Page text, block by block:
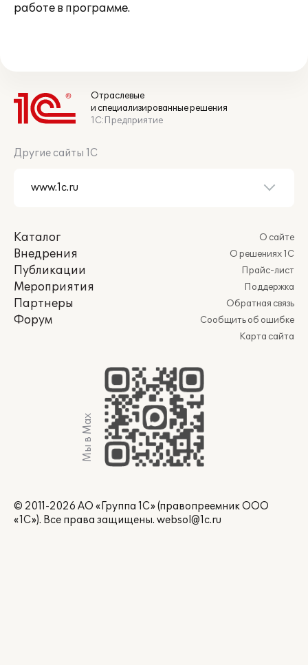
работе в программе.
Отраслевые
и специализированные решения
1С:Предприятие
Другие сайты 1С
Каталог
Внедрения
Публикации
Мероприятия
Партнеры
Форум
О сайте
О решениях 1С
Прайс-лист
Поддержка
Обратная связь
Сообщить об ошибке
Карта сайта
Мы в Max
© 2011-2026 АО «Группа 1С» (правопреемник ООО
«1С»). Все права защищены. websol@1c.ru